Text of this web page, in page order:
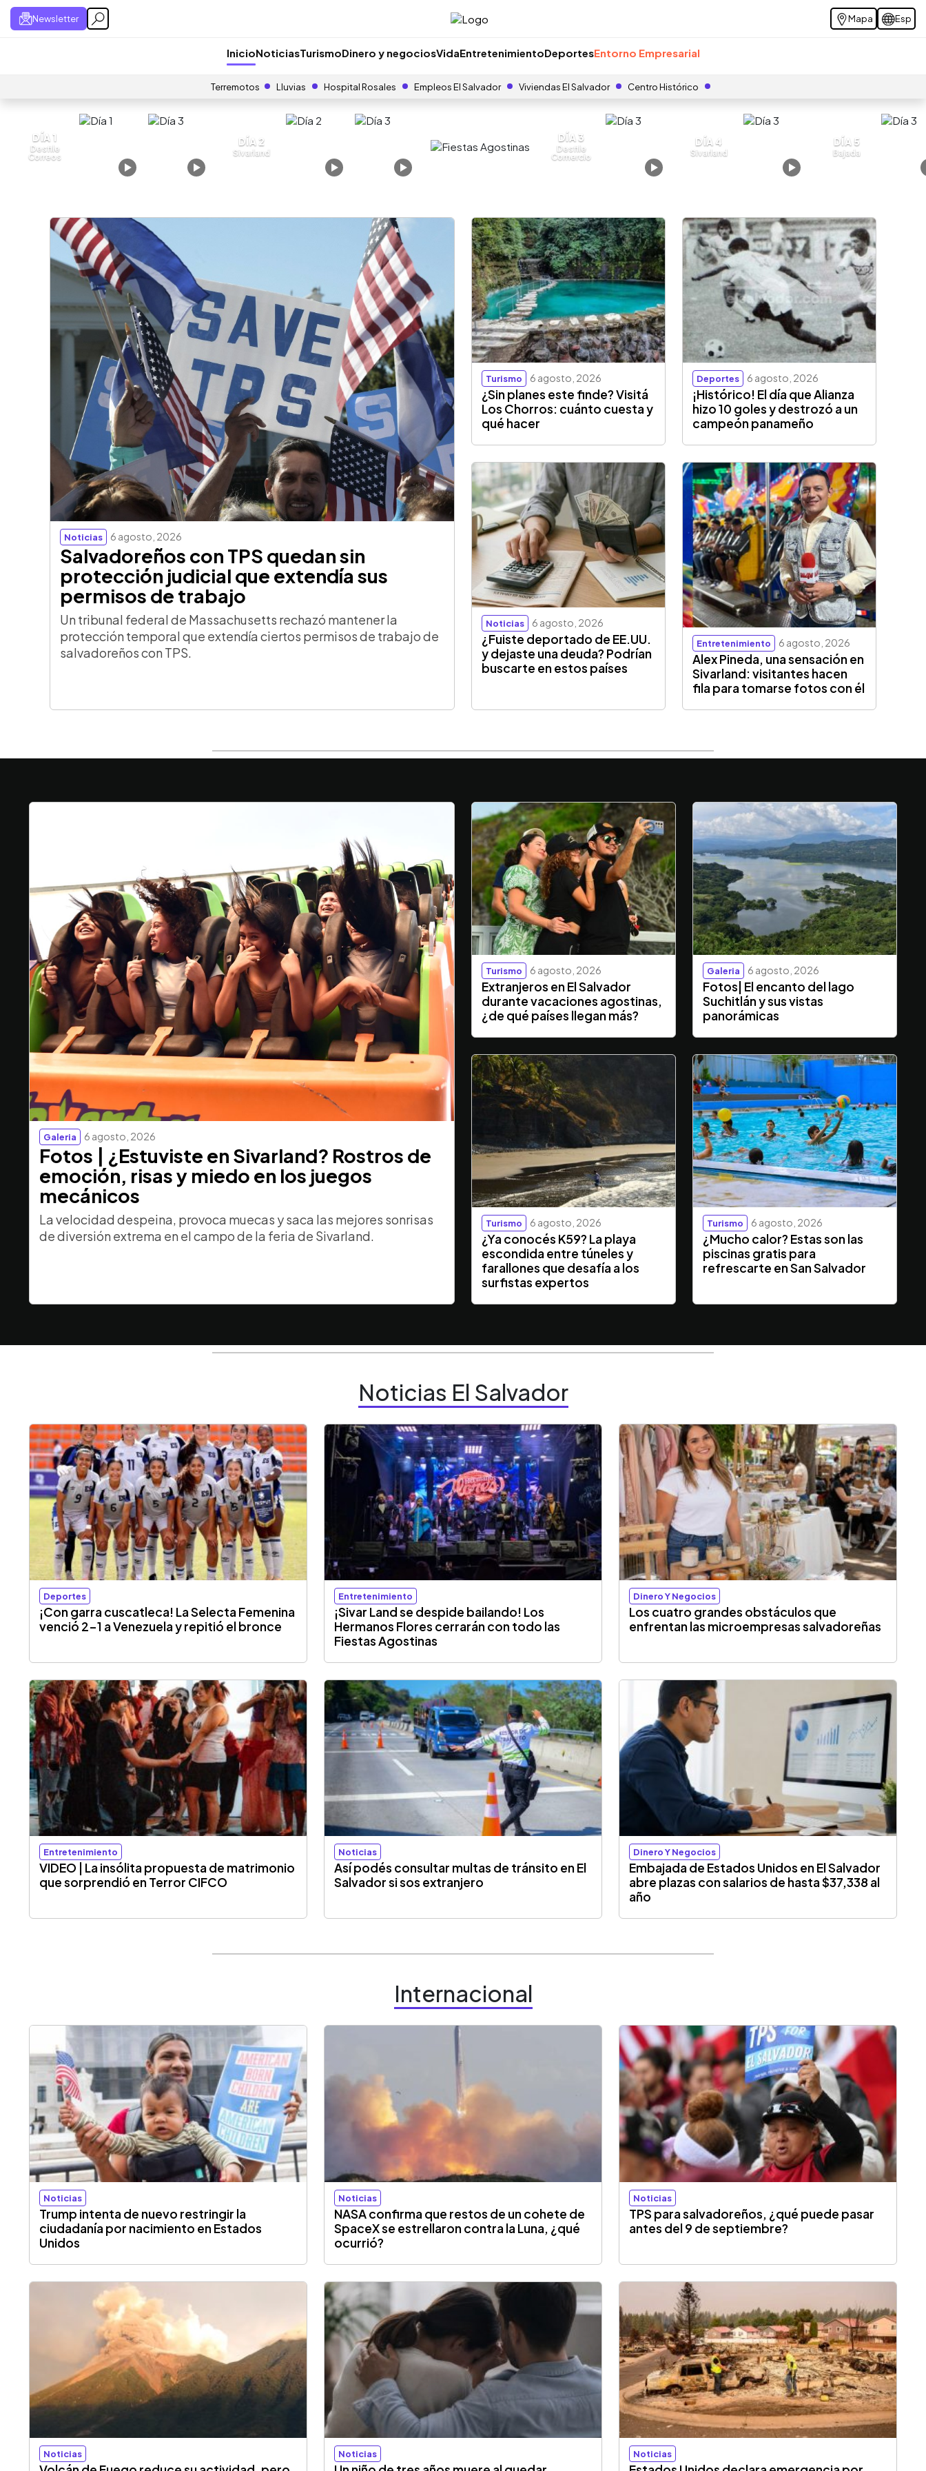
Newsletter Mapa Esp
InicioNoticiasTurismoDinero y negociosVidaEntretenimientoDeportesEntorno Empresarial
Terremotos Lluvias Hospital Rosales Empleos El Salvador Viviendas El Salvador Centro Histórico
DÍA 1
Desfile
Correos
DÍA 2
Sivarland
DÍA 3
Desfile
Comercio
DÍA 4
Sivarland
DÍA 5
Bajada
Noticias 6 agosto, 2026
Salvadoreños con TPS quedan sin
protección judicial que extendía sus
permisos de trabajo
Un tribunal federal de Massachusetts rechazó mantener la
protección temporal que extendía ciertos permisos de trabajo de
salvadoreños con TPS.
Turismo 6 agosto, 2026
¿Sin planes este finde? Visitá
Los Chorros: cuánto cuesta y
qué hacer
Deportes 6 agosto, 2026
¡Histórico! El día que Alianza
hizo 10 goles y destrozó a un
campeón panameño
Noticias 6 agosto, 2026
¿Fuiste deportado de EE.UU.
y dejaste una deuda? Podrían
buscarte en estos países
Entretenimiento 6 agosto, 2026
Alex Pineda, una sensación en
Sivarland: visitantes hacen
fila para tomarse fotos con él
Galeria 6 agosto, 2026
Fotos | ¿Estuviste en Sivarland? Rostros de
emoción, risas y miedo en los juegos
mecánicos
La velocidad despeina, provoca muecas y saca las mejores sonrisas
de diversión extrema en el campo de la feria de Sivarland.
Turismo 6 agosto, 2026
Extranjeros en El Salvador
durante vacaciones agostinas,
¿de qué países llegan más?
Galeria 6 agosto, 2026
Fotos| El encanto del lago
Suchitlán y sus vistas
panorámicas
Turismo 6 agosto, 2026
¿Ya conocés K59? La playa
escondida entre túneles y
farallones que desafía a los
surfistas expertos
Turismo 6 agosto, 2026
¿Mucho calor? Estas son las
piscinas gratis para
refrescarte en San Salvador
Noticias El Salvador
Deportes
¡Con garra cuscatleca! La Selecta Femenina
venció 2-1 a Venezuela y repitió el bronce
Entretenimiento
¡Sivar Land se despide bailando! Los
Hermanos Flores cerrarán con todo las
Fiestas Agostinas
Dinero Y Negocios
Los cuatro grandes obstáculos que
enfrentan las microempresas salvadoreñas
Entretenimiento
VIDEO | La insólita propuesta de matrimonio
que sorprendió en Terror CIFCO
Noticias
Así podés consultar multas de tránsito en El
Salvador si sos extranjero
Dinero Y Negocios
Embajada de Estados Unidos en El Salvador
abre plazas con salarios de hasta $37,338 al
año
Internacional
Noticias
Trump intenta de nuevo restringir la
ciudadanía por nacimiento en Estados
Unidos
Noticias
NASA confirma que restos de un cohete de
SpaceX se estrellaron contra la Luna, ¿qué
ocurrió?
Noticias
TPS para salvadoreños, ¿qué puede pasar
antes del 9 de septiembre?
Noticias Noticias Noticias